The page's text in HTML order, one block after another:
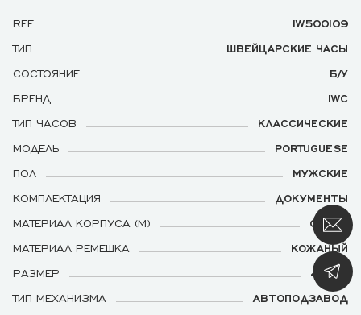
REF.
IW500109
ТИП
ШВЕЙЦАРСКИЕ ЧАСЫ
СОСТОЯНИЕ
Б/У
БРЕНД
IWC
ТИП ЧАСОВ
КЛАССИЧЕСКИЕ
МОДЕЛЬ
PORTUGUESE
ПОЛ
МУЖСКИЕ
КОМПЛЕКТАЦИЯ
ДОКУМЕНТЫ
МАТЕРИАЛ КОРПУСА (М)
СТАЛЬ
МАТЕРИАЛ РЕМЕШКА
КОЖАНЫЙ
РАЗМЕР
42 ММ
ТИП МЕХАНИЗМА
АВТОПОДЗАВОД